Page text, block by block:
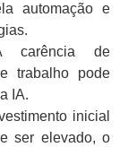
automação e
de
trabalho pode
IA.
inicial
ser elevado, o